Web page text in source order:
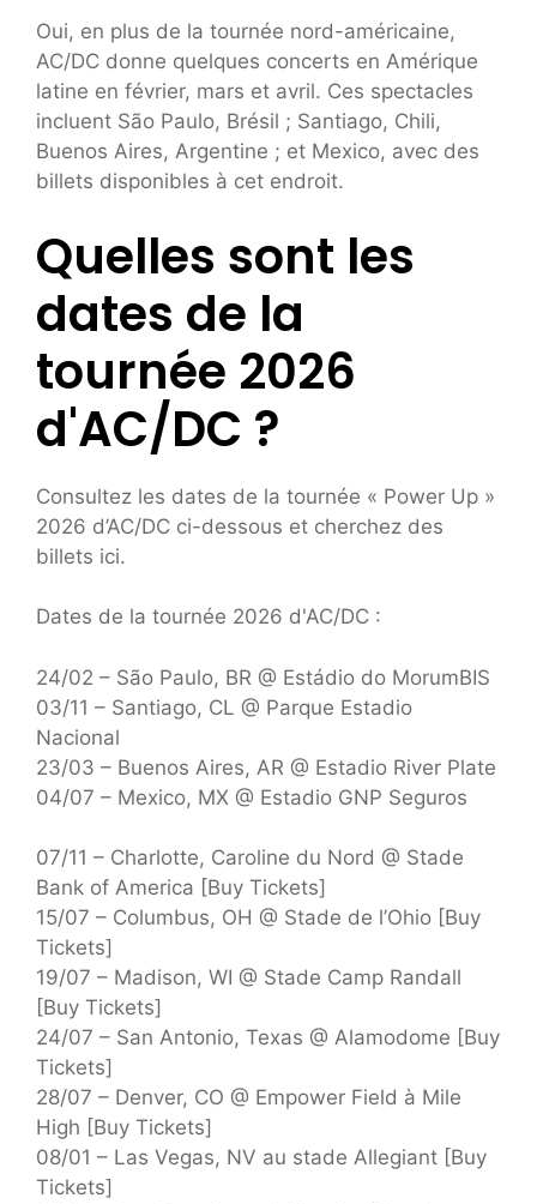
Oui, en plus de la tournée nord-américaine,
AC/DC donne quelques concerts en Amérique
latine en février, mars et avril. Ces spectacles
incluent São Paulo, Brésil ; Santiago, Chili,
Buenos Aires, Argentine ; et Mexico, avec des
billets disponibles à cet endroit.
Quelles sont les
dates de la
tournée 2026
d'AC/DC ?
Consultez les dates de la tournée « Power Up »
2026 d’AC/DC ci-dessous et cherchez des
billets ici.
Dates de la tournée 2026 d'AC/DC :
24/02 – São Paulo, BR @ Estádio do MorumBIS
03/11 – Santiago, CL @ Parque Estadio
Nacional
23/03 – Buenos Aires, AR @ Estadio River Plate
04/07 – Mexico, MX @ Estadio GNP Seguros
07/11 – Charlotte, Caroline du Nord @ Stade
Bank of America [Buy Tickets]
15/07 – Columbus, OH @ Stade de l’Ohio [Buy
Tickets]
19/07 – Madison, WI @ Stade Camp Randall
[Buy Tickets]
24/07 – San Antonio, Texas @ Alamodome [Buy
Tickets]
28/07 – Denver, CO @ Empower Field à Mile
High [Buy Tickets]
08/01 – Las Vegas, NV au stade Allegiant [Buy
Tickets]